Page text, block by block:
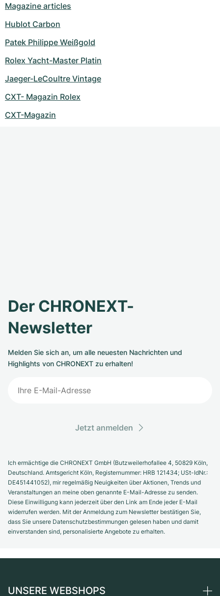
Magazine articles
Hublot Carbon
Patek Philippe Weißgold
Rolex Yacht-Master Platin
Jaeger-LeCoultre Vintage
CXT- Magazin Rolex
CXT-Magazin
Der CHRONEXT-
Newsletter
Melden Sie sich an, um alle neuesten Nachrichten und
Highlights von CHRONEXT zu erhalten!
Jetzt anmelden
Ich ermächtige die CHRONEXT GmbH (Butzweilerhofallee 4, 50829 Köln,
Deutschland. Amtsgericht Köln, Registernummer: HRB 121434; USt-IdNr.:
DE451441052), mir regelmäßig Neuigkeiten über Aktionen, Trends und
Veranstaltungen an meine oben genannte E-Mail-Adresse zu senden.
Diese Einwilligung kann jederzeit über den Link am Ende jeder E-Mail
widerrufen werden. Mit der Anmeldung zum Newsletter bestätigen Sie,
dass Sie unsere Datenschutzbestimmungen gelesen haben und damit
einverstanden sind, personalisierte Angebote zu erhalten.
UNSERE WEBSHOPS